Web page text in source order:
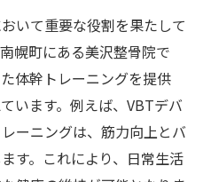
いて重要な役割を果たして
幌町にある美沢整骨院で
体幹トレーニングを提供
います。例えば、VBTデバ
ーニングは、筋力向上とバ
す。これにより、日常生活